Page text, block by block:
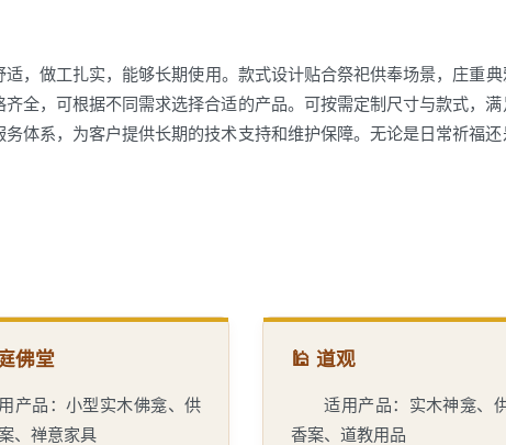
，做工扎实，能够长期使用。款式设计贴合祭祀供奉场景，庄重
全，可根据不同需求选择合适的产品。可按需定制尺寸与款式，
体系，为客户提供长期的技术支持和维护保障。无论是日常祈福
佛堂
产品：小型实木佛龛、供
、禅意家具
🕌 道观
适用产品：实木神龛、供
香案、道教用品